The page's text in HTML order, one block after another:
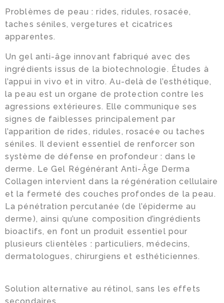
Problèmes de peau : rides, ridules, rosacée,
taches séniles, vergetures et cicatrices
apparentes.
Un gel anti-âge innovant fabriqué avec des
ingrédients issus de la biotechnologie. Études à
l’appui in vivo et in vitro. Au-delà de l’esthétique,
la peau est un organe de protection contre les
agressions extérieures. Elle communique ses
signes de faiblesses principalement par
l’apparition de rides, ridules, rosacée ou taches
séniles. Il devient essentiel de renforcer son
système de défense en profondeur : dans le
derme. Le Gel Régénérant Anti-Âge Derma
Collagen intervient dans la régénération cellulaire
et la fermeté des couches profondes de la peau.
La pénétration percutanée (de l’épiderme au
derme), ainsi qu’une composition d’ingrédients
bioactifs, en font un produit essentiel pour
plusieurs clientèles : particuliers, médecins,
dermatologues, chirurgiens et esthéticiennes.
Solution alternative au rétinol, sans les effets
secondaires